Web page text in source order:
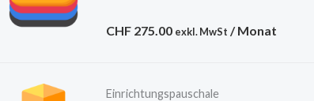
CHF 275.00 exkl. MwSt / Monat
Einrichtungspauschale